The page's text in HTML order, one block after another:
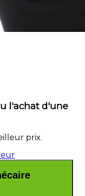
l'achat d'une
prix.